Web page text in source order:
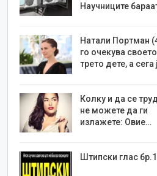
Научниците
Натали Портман
го очекува своето
трето дете, а сега
Колку и да се
не можете да ги
излажете: Овие…
Штипски глас